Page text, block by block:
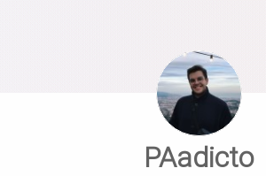
PAadicto